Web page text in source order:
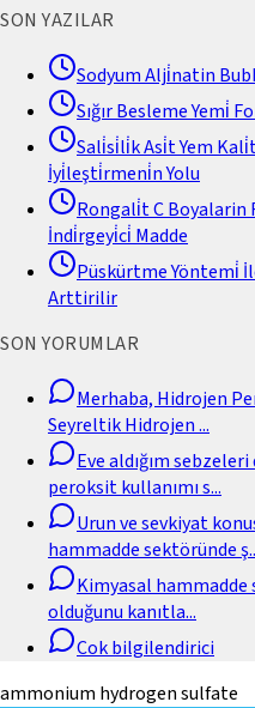
SON YAZILAR
Sodyum Alji̇natin
Sığır Besleme Yemi̇
Sali̇si̇li̇k Asi̇t Yem
İyi̇leşti̇rmeni̇n Yolu
Rongali̇t C Boyalarin
İndi̇rgeyi̇ci̇ Madde
Püskürtme Yöntemi̇
Arttirilir
SON YORUMLAR
Merhaba, Hidrojen
Seyreltik Hidrojen...
Eve aldığım
peroksit kullanımı s...
Urun ve sevkiyat
hammadde sektöründe ş
Kimyasal hammadde
olduğunu kanıtla...
Cok bilgilendirici
ammonium hydrogen sulfate